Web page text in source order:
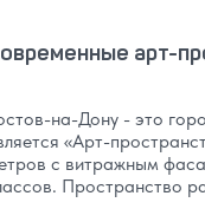
арт-
на-Дону - это
«Арт-
с витражным
Пространство